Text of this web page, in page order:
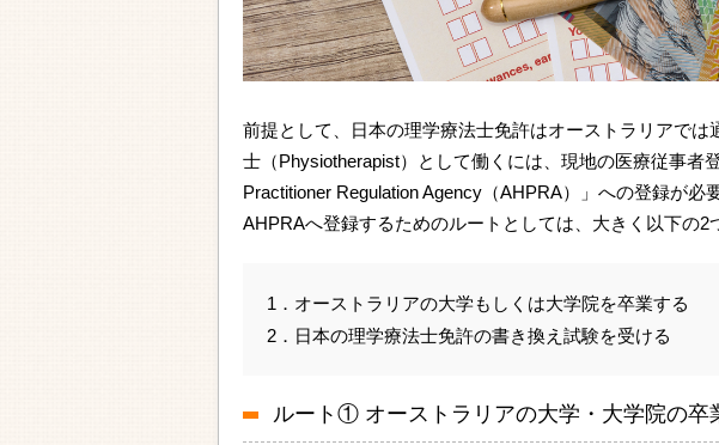
前提として、日本の理学療法士免許はオーストラリアで
士（Physiotherapist）として働くには、現地の医療従事者
Practitioner Regulation Agency（AHPRA）」への登録が必
AHPRAへ登録するためのルートとしては、大きく以下の2
1．オーストラリアの大学もしくは大学院を卒業する
2．日本の理学療法士免許の書き換え試験を受ける
ルート① オーストラリアの大学・大学院の卒